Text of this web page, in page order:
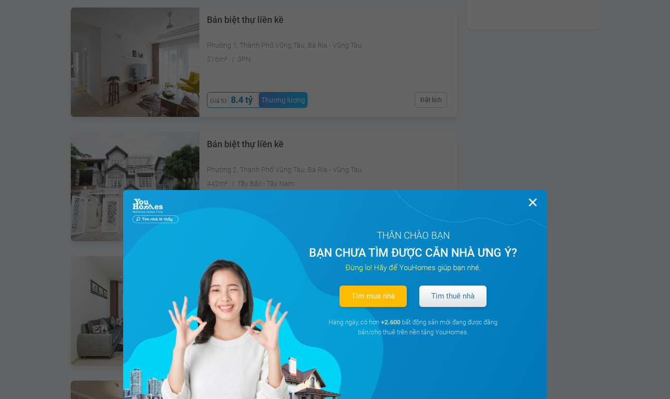
Bán biệt thự liền kề
Phường 1, Thành Phố Vũng Tàu, Bà Rịa - Vũng Tàu
516m²
3PN
Giá từ 8.4 tỷ Thương lượng Đặt lịch
Bán biệt thự liền kề
Phường 2, Thành Phố Vũng Tàu, Bà Rịa - Vũng Tàu
442m²
Tây Bắc - Tây Nam
Thương lượng
Bán biệt thự liền kề
Thành Phố Thuận An, Bình Dương
380m²
4PN
Thương lượng
Bán biệt thự liền kề
✕
THÂN CHÀO BẠN
BẠN CHƯA TÌM ĐƯỢC CĂN NHÀ ƯNG Ý?
Đừng lo! Hãy để YouHomes giúp bạn nhé.
Tìm mua nhà Tìm thuê nhà
Hàng ngày, có hơn +2.600 bất động sản mới đang được đăng
bán/cho thuê trên nền tảng YouHomes.